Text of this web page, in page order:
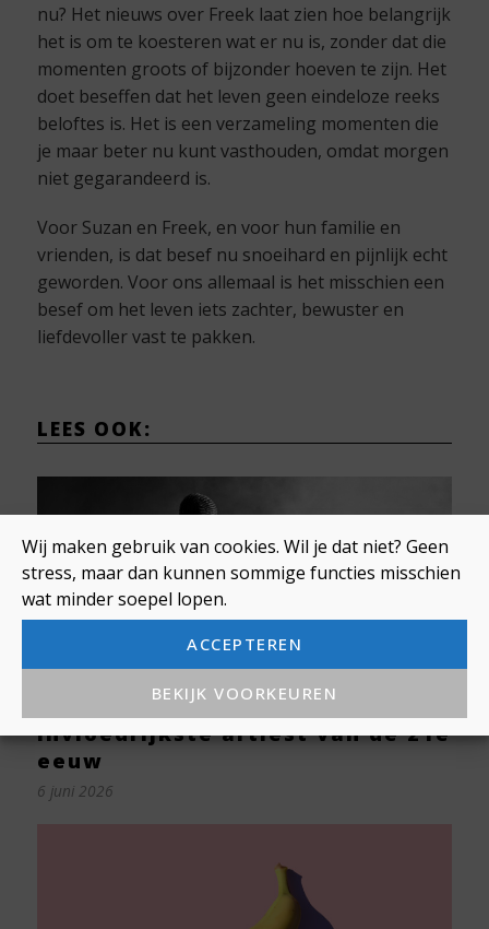
Wij maken gebruik van cookies. Wil je dat niet? Geen
stress, maar dan kunnen sommige functies misschien
wat minder soepel lopen.
ACCEPTEREN
BEKIJK VOORKEUREN
nu? Het nieuws over Freek laat zien hoe belangrijk
het is om te koesteren wat er nu is, zonder dat die
momenten groots of bijzonder hoeven te zijn. Het
doet beseffen dat het leven geen eindeloze reeks
beloftes is. Het is een verzameling momenten die
je maar beter nu kunt vasthouden, omdat morgen
niet gegarandeerd is.
Voor Suzan en Freek, en voor hun familie en
vrienden, is dat besef nu snoeihard en pijnlijk echt
geworden. Voor ons allemaal is het misschien een
besef om het leven iets zachter, bewuster en
liefdevoller vast te pakken.
LEES OOK:
Kanye ‘Ye’ West: de
invloedrijkste artiest van de 21e
eeuw
6 juni 2026